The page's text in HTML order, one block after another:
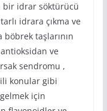
bir idrar söktürücü
idrara çıkma ve
böbrek taşlarının
ve
sendromu ,
konular gibi
için